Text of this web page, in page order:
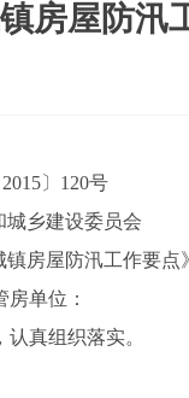
房屋防汛
〕120号
城乡建设委员会
镇房屋防汛工作要点
单位：
真组织落实。